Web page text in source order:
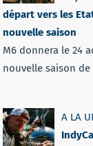
départ vers les
nouvelle saison
M6 donnera le 24
nouvelle saison de
A LA